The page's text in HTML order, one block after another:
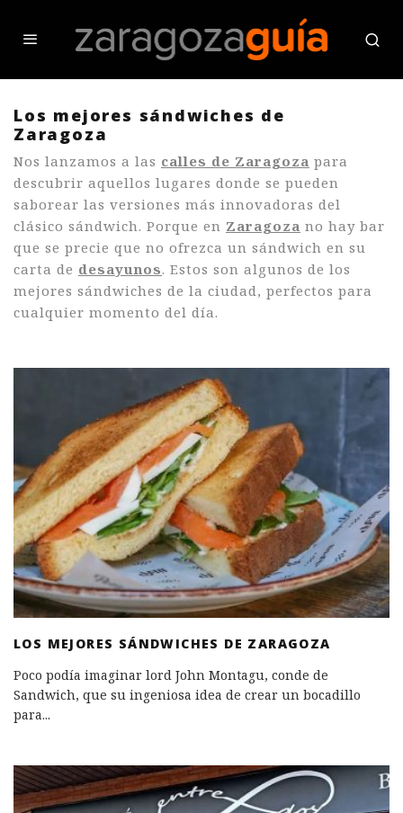
Los mejores sándwiches de
Zaragoza
Nos lanzamos a las calles de Zaragoza para
descubrir aquellos lugares donde se pueden
saborear las versiones más innovadoras del
clásico sándwich. Porque en Zaragoza no hay bar
que se precie que no ofrezca un sándwich en su
carta de desayunos. Estos son algunos de los
mejores sándwiches de la ciudad, perfectos para
cualquier momento del día.
LOS MEJORES SÁNDWICHES DE ZARAGOZA
Poco podía imaginar lord John Montagu, conde de
Sandwich, que su ingeniosa idea de crear un bocadillo
para...